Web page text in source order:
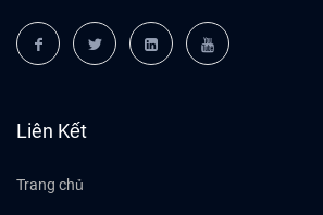
Liên Kết
Trang chủ